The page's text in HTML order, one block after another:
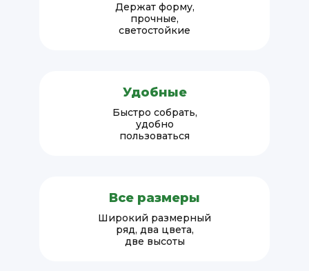
Держат форму,
прочные,
светостойкие
Удобные
Быстро собрать,
удобно
пользоваться
Все размеры
Широкий размерный
ряд, два цвета,
две высоты